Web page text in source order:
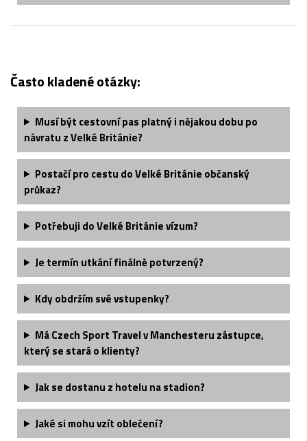
Často kladené otázky:
Musí být cestovní pas platný i nějakou dobu po
návratu z Velké Británie?
Postačí pro cestu do Velké Británie občanský
průkaz?
Potřebuji do Velké Británie vízum?
Je termín utkání finálně potvrzený?
Kdy obdržím své vstupenky?
Má Czech Sport Travel v Manchesteru zástupce,
který se stará o klienty?
Jak se dostanu z hotelu na stadion?
Jaké si mohu vzít oblečení?